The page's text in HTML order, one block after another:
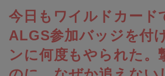
今日もワイルドカード
ALGS参加バッジを付
ンに何度もやられた。